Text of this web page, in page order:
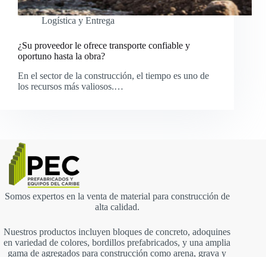
Logística y Entrega
¿Su proveedor le ofrece transporte confiable y
oportuno hasta la obra?
En el sector de la construcción, el tiempo es uno de
los recursos más valiosos.…
Somos expertos en la venta de material para construcción de
alta calidad.
Nuestros productos incluyen bloques de concreto, adoquines
en variedad de colores, bordillos prefabricados, y una amplia
gama de agregados para construcción como arena, grava y